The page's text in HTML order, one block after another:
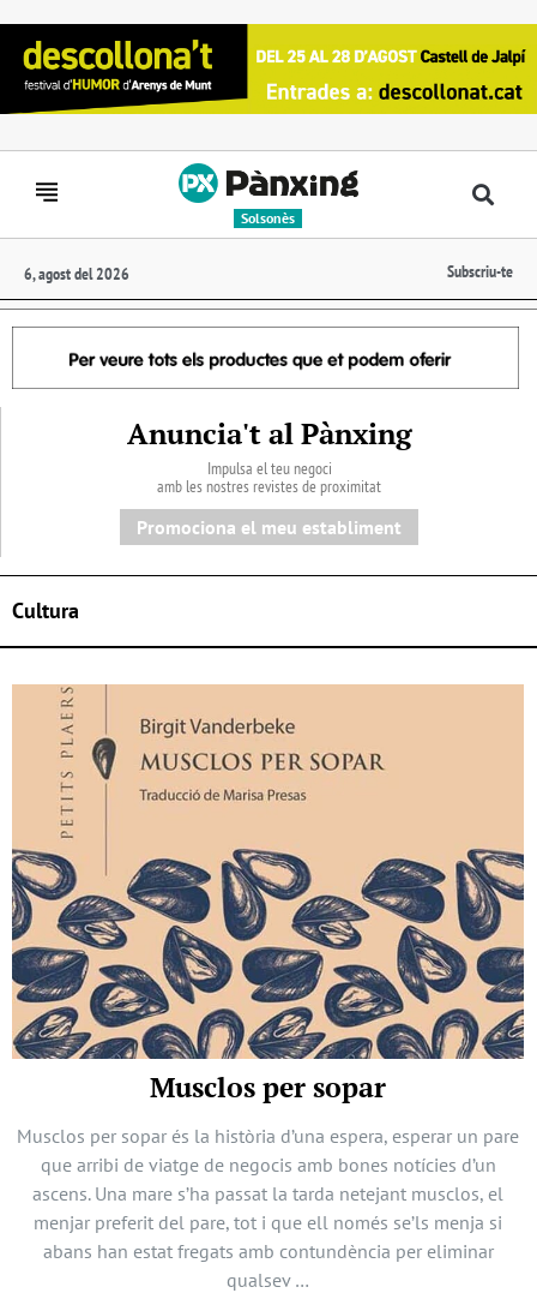
Solsonès
6, agost del 2026 Subscriu-te
Anuncia't al Pànxing
Impulsa el teu negoci
amb les nostres revistes de proximitat
Promociona el meu establiment
Cultura
Musclos per sopar
Musclos per sopar és la història d’una espera, esperar un pare
que arribi de viatge de negocis amb bones notícies d’un
ascens. Una mare s’ha passat la tarda netejant musclos, el
menjar preferit del pare, tot i que ell només se’ls menja si
abans han estat fregats amb contundència per eliminar
qualsev …